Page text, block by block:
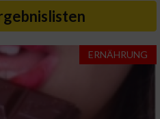
ERNÄHRUNG